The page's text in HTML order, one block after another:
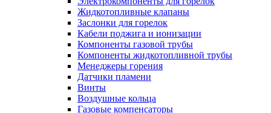
Жидкотопливные клапаны
Заслонки для горелок
Кабели поджига и ионизации
Компоненты газовой трубы
Компоненты жидкотопливной трубы
Менеджеры горения
Датчики пламени
Винты
Воздушные кольца
Газовые компенсаторы